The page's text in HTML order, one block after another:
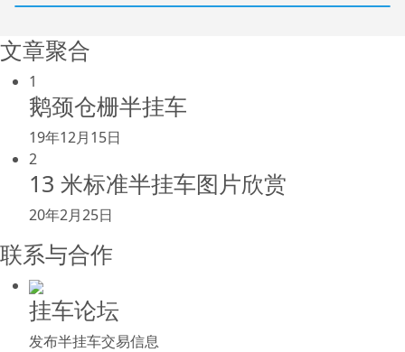
文章聚合
1
鹅颈仓栅半挂车
19年12月15日
2
13 米标准半挂车图片欣赏
20年2月25日
联系与合作
挂车论坛
发布半挂车交易信息